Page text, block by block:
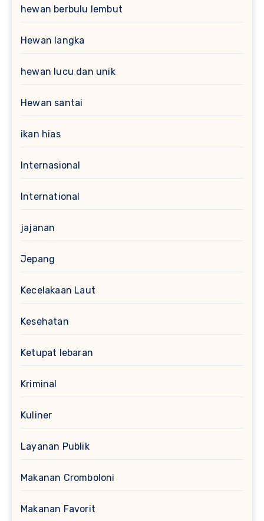
hewan berbulu lembut
Hewan langka
hewan lucu dan unik
Hewan santai
ikan hias
Internasional
International
jajanan
Jepang
Kecelakaan Laut
Kesehatan
Ketupat lebaran
Kriminal
Kuliner
Layanan Publik
Makanan Cromboloni
Makanan Favorit